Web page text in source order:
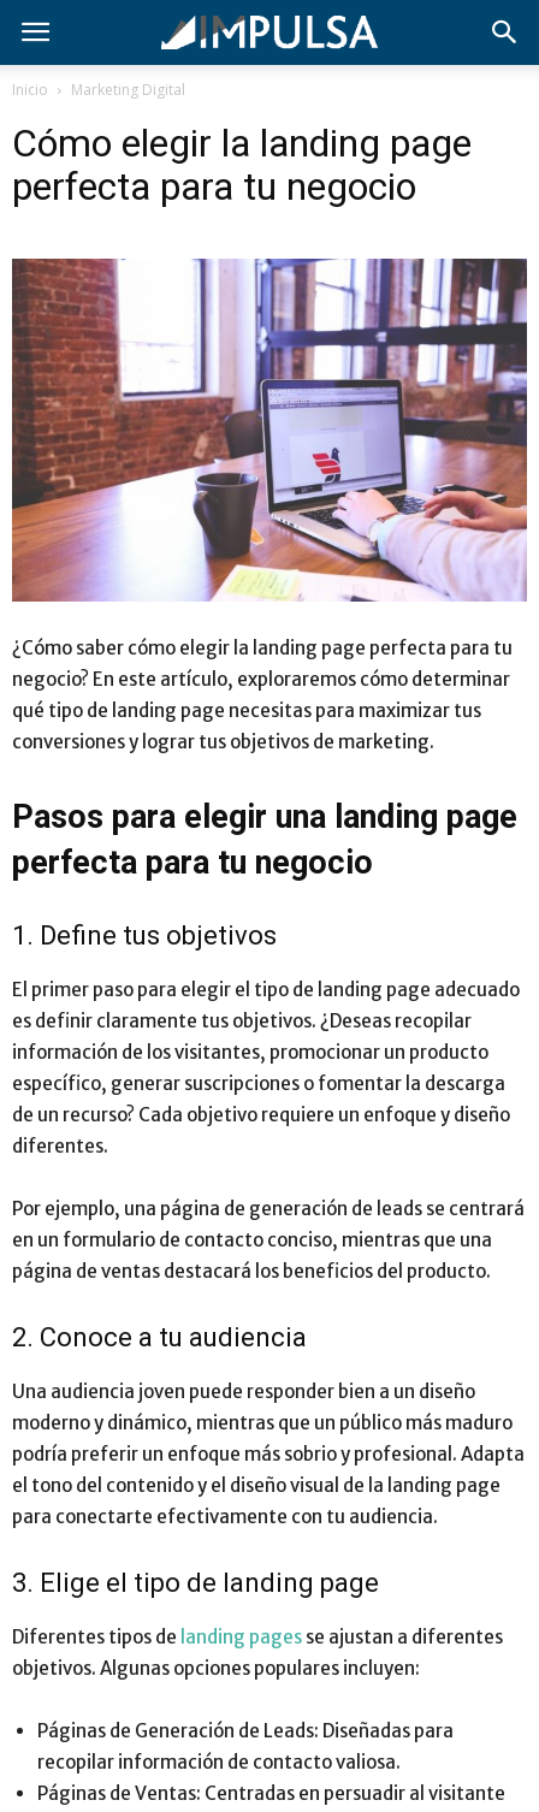
Inicio Marketing Digital
Cómo elegir la landing page
perfecta para tu negocio
¿Cómo saber cómo elegir la landing page perfecta para tu
negocio? En este artículo, exploraremos cómo determinar
qué tipo de landing page necesitas para maximizar tus
conversiones y lograr tus objetivos de marketing.
Pasos para elegir una landing page
perfecta para tu negocio
1. Define tus objetivos
El primer paso para elegir el tipo de landing page adecuado
es definir claramente tus objetivos. ¿Deseas recopilar
información de los visitantes, promocionar un producto
específico, generar suscripciones o fomentar la descarga
de un recurso? Cada objetivo requiere un enfoque y diseño
diferentes.
Por ejemplo, una página de generación de leads se centrará
en un formulario de contacto conciso, mientras que una
página de ventas destacará los beneficios del producto.
2. Conoce a tu audiencia
Una audiencia joven puede responder bien a un diseño
moderno y dinámico, mientras que un público más maduro
podría preferir un enfoque más sobrio y profesional. Adapta
el tono del contenido y el diseño visual de la landing page
para conectarte efectivamente con tu audiencia.
3. Elige el tipo de landing page
Diferentes tipos de landing pages se ajustan a diferentes
objetivos. Algunas opciones populares incluyen:
Páginas de Generación de Leads: Diseñadas para
recopilar información de contacto valiosa.
Páginas de Ventas: Centradas en persuadir al visitante